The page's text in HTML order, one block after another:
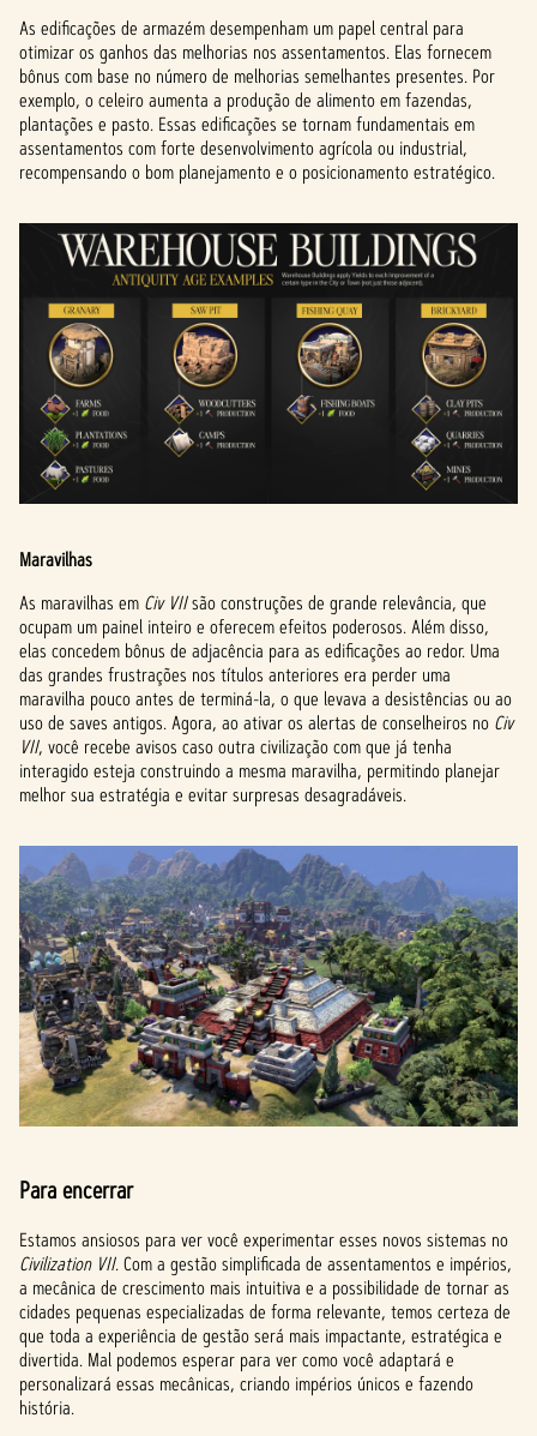
As edificações de armazém desempenham um papel central para
otimizar os ganhos das melhorias nos assentamentos. Elas fornecem
bônus com base no número de melhorias semelhantes presentes. Por
exemplo, o celeiro aumenta a produção de alimento em fazendas,
plantações e pasto. Essas edificações se tornam fundamentais em
assentamentos com forte desenvolvimento agrícola ou industrial,
recompensando o bom planejamento e o posicionamento estratégico.
Maravilhas
As maravilhas em Civ VIIsão construções de grande relevância, que
ocupam um painel inteiro e oferecem efeitos poderosos. Além disso,
elas concedem bônus de adjacência para as edificações ao redor. Uma
das grandes frustrações nos títulos anteriores era perder uma
maravilha pouco antes de terminá-la, o que levava a desistências ou ao
uso de saves antigos. Agora, ao ativar os alertas de conselheiros no Civ
VII, você recebe avisos caso outra civilização com que já tenha
interagido esteja construindo a mesma maravilha, permitindo planejar
melhor sua estratégia e evitar surpresas desagradáveis.
Para encerrar
Estamos ansiosos para ver você experimentar esses novos sistemas no
Civilization VII. Com a gestão simplificada de assentamentos e impérios,
a mecânica de crescimento mais intuitiva e a possibilidade de tornar as
cidades pequenas especializadas de forma relevante, temos certeza de
que toda a experiência de gestão será mais impactante, estratégica e
divertida. Mal podemos esperar para ver como você adaptará e
personalizará essas mecânicas, criando impérios únicos e fazendo
história.